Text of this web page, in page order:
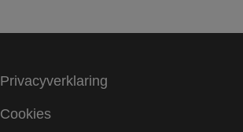
Privacyverklaring
Cookies